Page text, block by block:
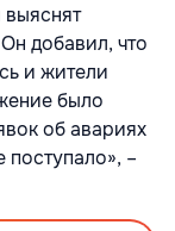
добавил, что
и жители
было
об авариях
поступало», –